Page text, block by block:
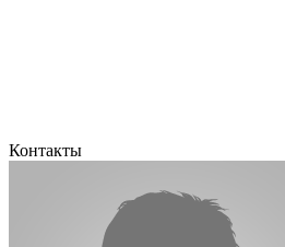
Контакты